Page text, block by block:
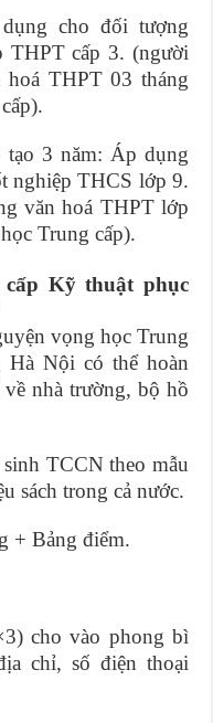
cho đối tượng
THPT cấp 3. (người
hoá THPT 03 tháng
3 năm: Áp dụng
nghiệp THCS lớp 9.
văn hoá THPT lớp
Trung cấp).
Kỹ thuật phục
vọng học Trung
Hà Nội có thể hoàn
nhà trường, bộ hồ
TCCN theo mẫu
sách trong cả nước.
+ Bảng điểm.
cho vào phong bì
chỉ, số điện thoại